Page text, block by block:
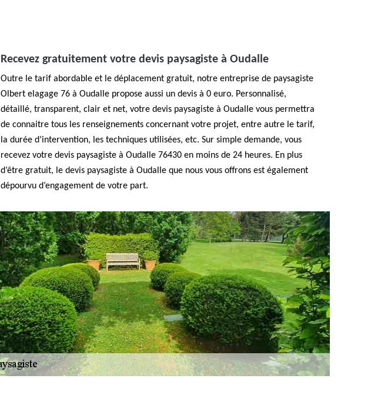
Recevez gratuitement votre devis paysagiste à Oudalle
Outre le tarif abordable et le déplacement gratuit, notre entreprise de paysagiste
Olbert elagage 76 à Oudalle propose aussi un devis à 0 euro. Personnalisé,
détaillé, transparent, clair et net, votre devis paysagiste à Oudalle vous permettra
de connaitre tous les renseignements concernant votre projet, entre autre le tarif,
la durée d’intervention, les techniques utilisées, etc. Sur simple demande, vous
recevez votre devis paysagiste à Oudalle 76430 en moins de 24 heures. En plus
d’être gratuit, le devis paysagiste à Oudalle que nous vous offrons est également
dépourvu d’engagement de votre part.